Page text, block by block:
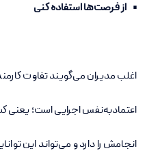
• از فرصت‌ها استفاده کنی
اغلب مدیران می‌گویند تفاوت
اعتمادبه‌نفس اجرایی است؛ یعنی
انجامش را دارد و می‌تواند این